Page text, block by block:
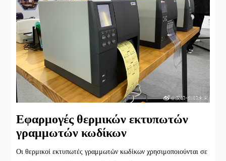
Εφαρμογές θερμικών εκτυπωτών
γραμμωτών κωδίκων
Οι θερμικοί εκτυπωτές γραμμωτών κωδίκων χρησιμοποιούνται σε